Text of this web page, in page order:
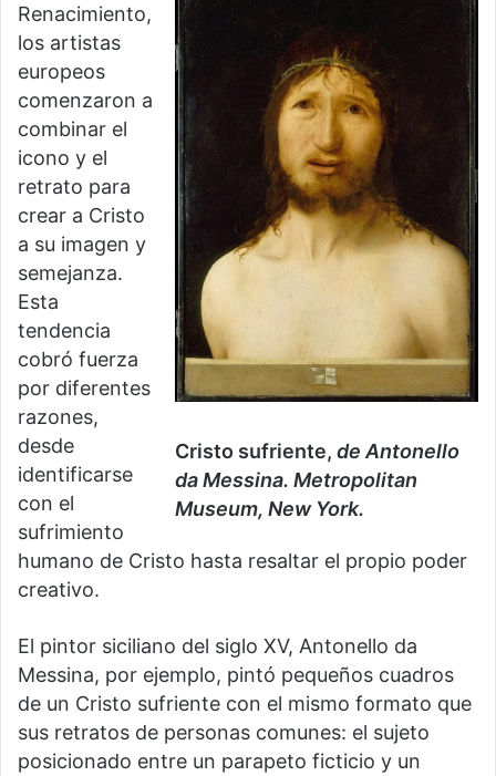
Cristo sufriente, de Antonello
da Messina. Metropolitan
Museum, New York.
Renacimiento,
los artistas
europeos
comenzaron a
combinar el
icono y el
retrato para
crear a Cristo
a su imagen y
semejanza.
Esta
tendencia
cobró fuerza
por diferentes
razones,
desde
identificarse
con el
sufrimiento
humano de Cristo hasta resaltar el propio poder
creativo.
El pintor siciliano del siglo XV, Antonello da
Messina, por ejemplo, pintó pequeños cuadros
de un Cristo sufriente con el mismo formato que
sus retratos de personas comunes: el sujeto
posicionado entre un parapeto ficticio y un